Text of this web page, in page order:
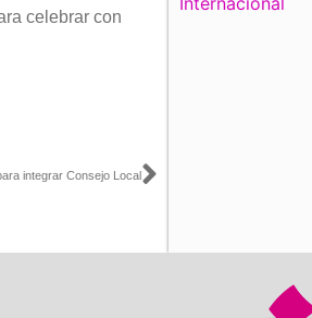
celebrar con
integrar Consejo LocalSiguiente